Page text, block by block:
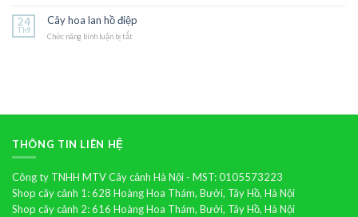
vương
24
Th9
Cây hoa lan hồ điệp
Chức năng bình luận bị tắt
THÔNG TIN LIÊN HỆ
Công ty TNHH MTV Cây cảnh Hà Nội - MST: 0105573223
Shop cây cảnh 1: 628 Hoàng Hoa Thám, Bưởi, Tây Hồ, Hà Nội
Shop cây cảnh 2: 616 Hoàng Hoa Thám, Bưởi, Tây Hồ, Hà Nội